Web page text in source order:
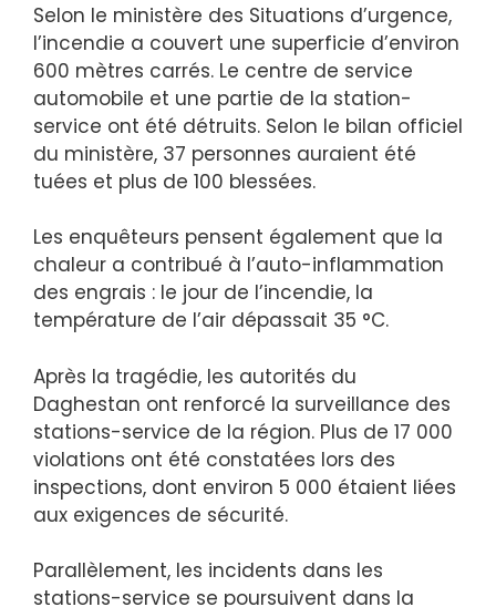
Selon le ministère des Situations d’urgence,
l’incendie a couvert une superficie d’environ
600 mètres carrés. Le centre de service
automobile et une partie de la station-
service ont été détruits. Selon le bilan officiel
du ministère, 37 personnes auraient été
tuées et plus de 100 blessées.
Les enquêteurs pensent également que la
chaleur a contribué à l’auto-inflammation
des engrais : le jour de l’incendie, la
température de l’air dépassait 35 °C.
Après la tragédie, les autorités du
Daghestan ont renforcé la surveillance des
stations-service de la région. Plus de 17 000
violations ont été constatées lors des
inspections, dont environ 5 000 étaient liées
aux exigences de sécurité.
Parallèlement, les incidents dans les
stations-service se poursuivent dans la